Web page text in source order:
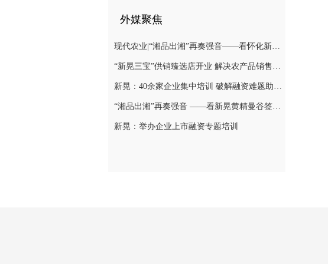
外媒聚焦
现代农业|“湘品出湘”再奏强音——看怀化新晃黄精曼谷签单背后的“强链密码”
“新晃三宝”供销臻选店开业 解决农产品销售难题
新晃：40余家企业集中培训 破解融资难题助力发展
“湘品出湘”再奏强音 ——看新晃黄精曼谷签单背后的“强链密码”
新晃：举办企业上市融资专题培训